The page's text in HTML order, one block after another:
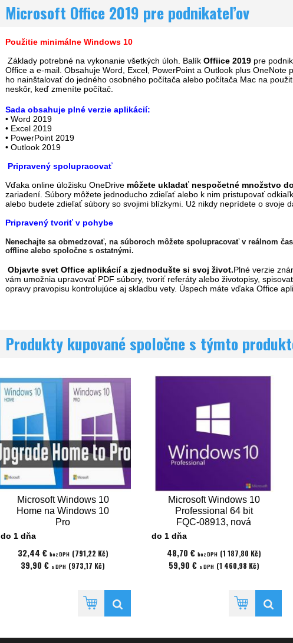
Microsoft Office 2019 pre podnikateľov
Použitie minimálne Windows 10
Základy potrebné na vykonanie všetkých úloh. BalíkOffiice 2019 pre
Office a e-mail. Obsahuje Word, Excel, PowerPoint a Outlook plus
ho nainštalovať do jedného osobného počítača alebo počítača Mac na
neskôr, keď zmeníte počítač.
Sada obsahuje plné verzie aplikácií:
• Word 2019
• Excel 2019
• PowerPoint 2019
• Outlook 2019
Pripravený spolupracovať
Vďaka online úložisku OneDrive môžete ukladať nespočetné množstvo
zariadení. Súbory môžete jednoducho zdieľať alebo k nim pristupovať
alebo budete zdieľať súbory so svojimi blízkymi. Už nikdy neprídete o svoje
Pripravený tvoriť v pohybe
Nenechajte sa obmedzovať, na súboroch môžete spolupracovať v reálnom
offline alebo spoločne s ostatnými.
Objavte svet Office aplikácií a zjednodušte si svoj život.Plné verzie
vám umožnia upravovať PDF súbory, tvoriť referáty alebo životopisy,
opravy pravopisu kontrolujúce aj skladbu vety. Úspech máte vďaka Office
Produkty kupované spoločne s týmto
Microsoft Windows 10
Home na Windows 10
Pro
do 1 dňa
32,44 € bez DPH (791,22 Kč)
39,90 € s DPH (973,17 Kč)
Microsoft Windows 10
Professional 64 bit
FQC-08913, nová
do 1 dňa
48,70 € bez DPH (1 187,80 Kč)
59,90 € s DPH (1 460,98 Kč)